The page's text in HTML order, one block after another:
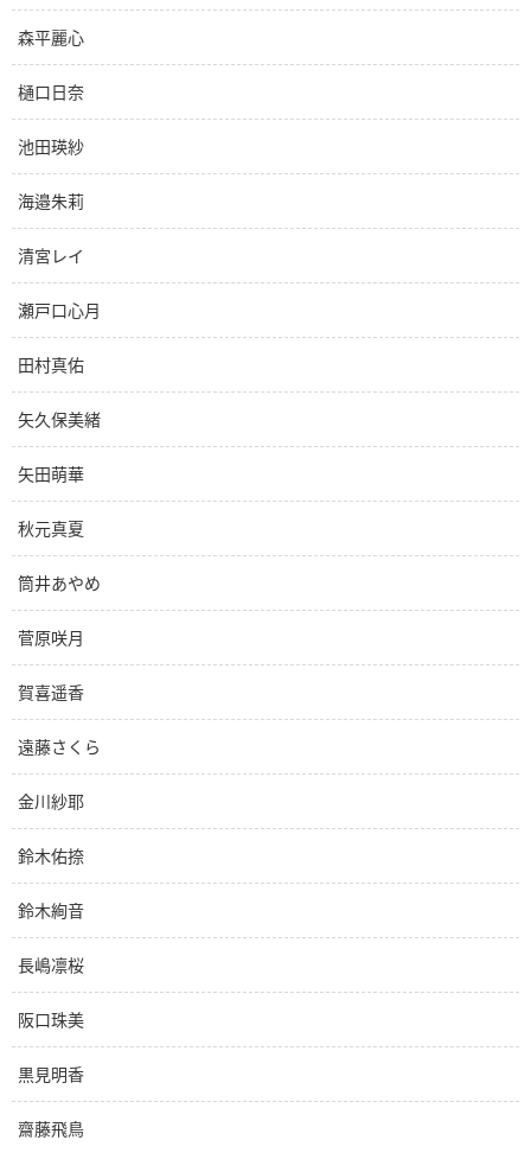
森平麗心
樋口日奈
池田瑛紗
海邉朱莉
清宮レイ
瀬戸口心月
田村真佑
矢久保美緒
矢田萌華
秋元真夏
筒井あやめ
菅原咲月
賀喜遥香
遠藤さくら
金川紗耶
鈴木佑捺
鈴木絢音
長嶋凛桜
阪口珠美
黒見明香
齋藤飛鳥